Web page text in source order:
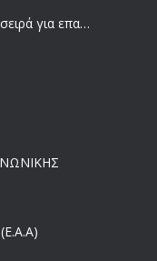
Ποιοι συνταξιούχοι παίρνουν σειρά για επανυπολογισμό σύνταξης με αύξηση και αναδρομικά – Οι εκκρεμότητες ανά Ταμείο